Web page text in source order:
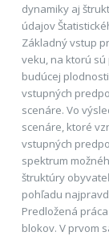
dynamiky aj
údajov
Základný vstup
veku, na ktorú
budúcej
vstupných
scenáre. Vo
scenáre, ktoré
vstupných
spektrum
štruktúry
pohľadu
Predložená
blokov. V prvom